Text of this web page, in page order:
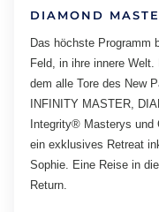
DIAMOND
Das höchste Programm
Feld, in ihre innere
dem alle Tore des New
INFINITY MASTER,
Integrity® Masterys und
ein exklusives Retreat
Sophie. Eine Reise in
Return.